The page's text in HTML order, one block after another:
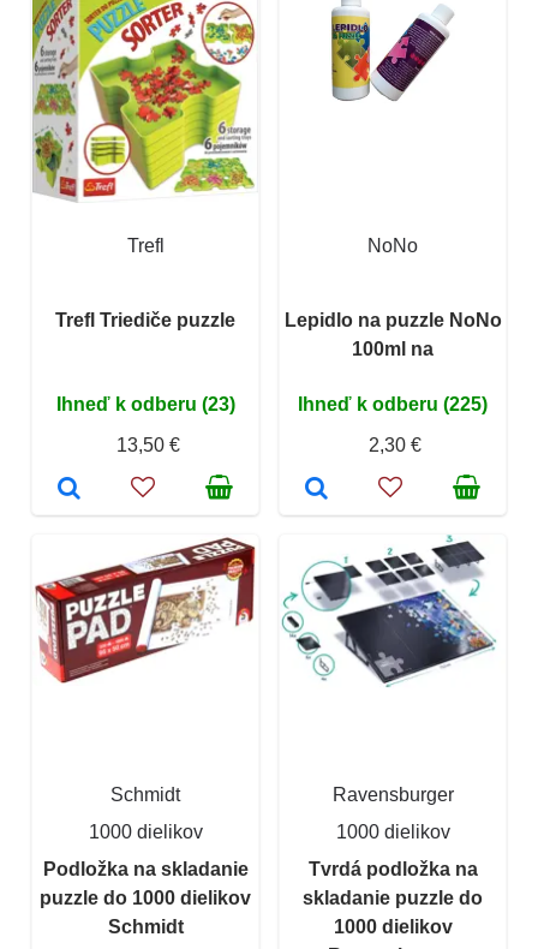
Trefl
Trefl Triediče puzzle
Ihneď k odberu (23)
13,50 €
NoNo
Lepidlo na puzzle NoNo
100ml na
Ihneď k odberu (225)
2,30 €
Schmidt
1000 dielikov
Podložka na skladanie
puzzle do 1000 dielikov
Schmidt
Ravensburger
1000 dielikov
Tvrdá podložka na
skladanie puzzle do
1000 dielikov